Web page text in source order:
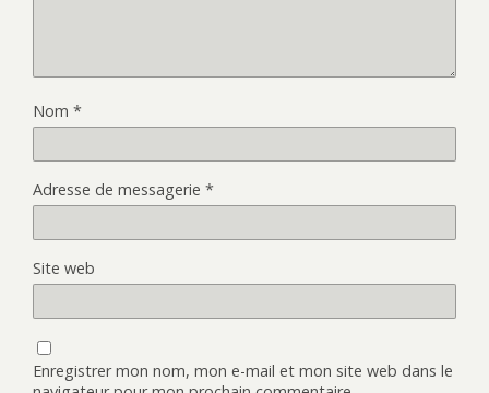
Nom *
Adresse de messagerie *
Site web
Enregistrer mon nom, mon e-mail et mon site web dans le